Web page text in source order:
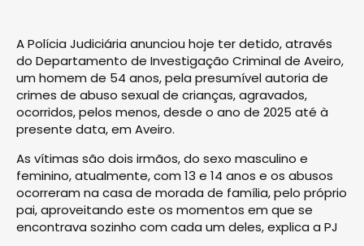
A Polícia Judiciária anunciou hoje ter detido, através
do Departamento de Investigação Criminal de Aveiro,
um homem de 54 anos, pela presumível autoria de
crimes de abuso sexual de crianças, agravados,
ocorridos, pelos menos, desde o ano de 2025 até à
presente data, em Aveiro.
As vítimas são dois irmãos, do sexo masculino e
feminino, atualmente, com 13 e 14 anos e os abusos
ocorreram na casa de morada de família, pelo próprio
pai, aproveitando este os momentos em que se
encontrava sozinho com cada um deles, explica a PJ